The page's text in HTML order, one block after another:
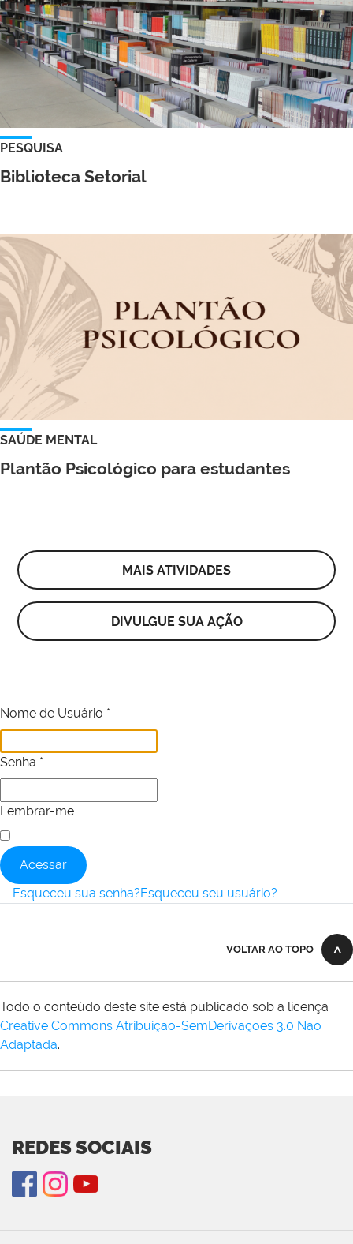
PESQUISA
Biblioteca Setorial
SAÚDE MENTAL
Plantão Psicológico para estudantes
MAIS ATIVIDADES
DIVULGUE SUA AÇÃO
Nome de Usuário *
Senha *
Lembrar-me
Acessar
Esqueceu sua senha?Esqueceu seu usuário?
VOLTAR AO TOPO
Todo o conteúdo deste site está publicado sob a licença
Creative Commons Atribuição-SemDerivações 3.0 Não
Adaptada.
REDES SOCIAIS